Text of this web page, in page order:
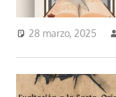
28 marzo, 2025